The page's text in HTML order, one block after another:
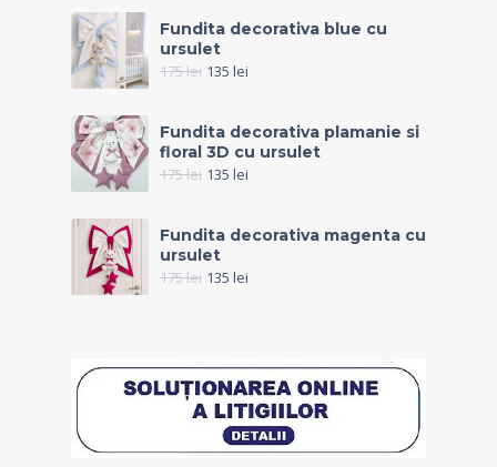
Fundita decorativa blue cu
ursulet
175lei 135 lei
Fundita decorativa plamanie si
floral 3D cu ursulet
175lei 135 lei
Fundita decorativa magenta cu
ursulet
175lei 135 lei